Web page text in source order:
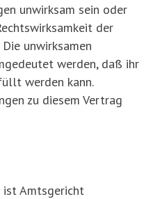
unwirksam sein oder
der
unwirksamen
werden, daß ihr
werden kann.
zu diesem Vertrag
ist Amtsgericht